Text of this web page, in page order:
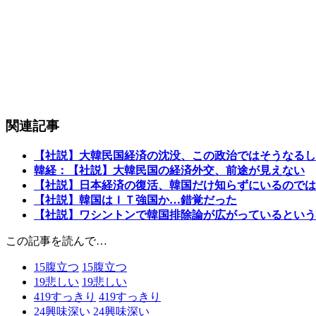
関連記事
【社説】大韓民国経済の沈没、この政治ではそうなる
韓経：【社説】大韓民国の経済外交、前途が見えない
【社説】日本経済の復活、韓国だけ知らずにいるので
【社説】韓国はＩＴ強国か…錯覚だった
【社説】ワシントンで韓国排除論が広がっているとい
この記事を読んで…
15腹立つ 15腹立つ
19悲しい 19悲しい
419すっきり 419すっきり
24興味深い 24興味深い